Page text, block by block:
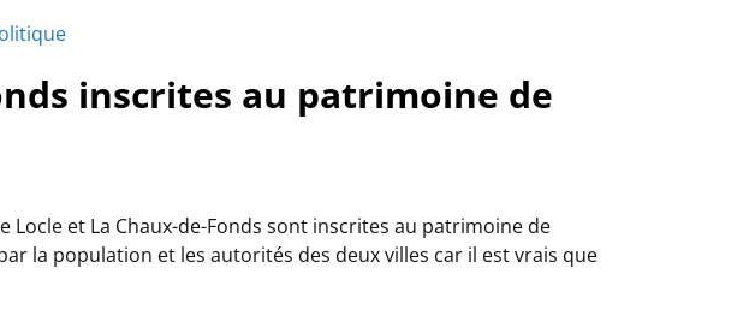
inscrites au patrimoine de
Locle et La Chaux-de-Fonds sont inscrites au patrimoine de
la population et les autorités des deux villes car il est vrais que